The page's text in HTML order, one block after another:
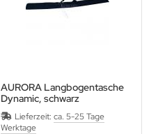
AURORA Langbogentasche
Dynamic, schwarz
Lieferzeit: ca. 5-25 Tage
Werktage